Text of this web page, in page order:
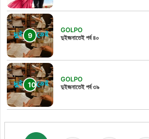
GOLPO
দুইজনাতেই পর্ব ৪০
GOLPO
দুইজনাতেই পর্ব ৩৯